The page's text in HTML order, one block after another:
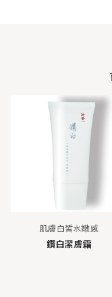
肌膚白皙水嫩感
鑽白潔膚霜